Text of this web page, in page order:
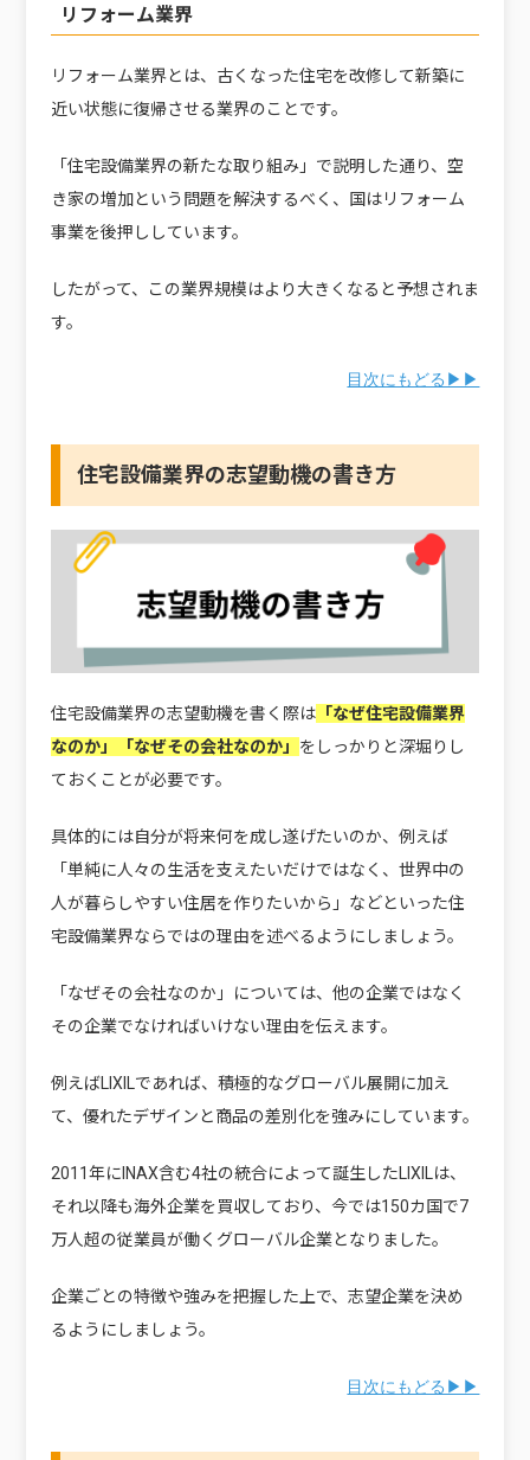
リフォーム業界
リフォーム業界とは、古くなった住宅を改修して新築に
近い状態に復帰させる業界のことです。
「住宅設備業界の新たな取り組み」で説明した通り、空
き家の増加という問題を解決するべく、国はリフォーム
事業を後押ししています。
したがって、この業界規模はより大きくなると予想されま
す。
目次にもどる▶▶
住宅設備業界の志望動機の書き方
住宅設備業界の志望動機を書く際は「なぜ住宅設備業界
なのか」「なぜその会社なのか」 をしっかりと深堀りし
ておくことが必要です。
具体的には自分が将来何を成し遂げたいのか、例えば
「単純に人々の生活を支えたいだけではなく、世界中の
人が暮らしやすい住居を作りたいから」などといった住
宅設備業界ならではの理由を述べるようにしましょう。
「なぜその会社なのか」については、他の企業ではなく
その企業でなければいけない理由を伝えます。
例えばLIXILであれば、積極的なグローバル展開に加え
て、優れたデザインと商品の差別化を強みにしています。
2011年にINAX含む4社の統合によって誕生したLIXILは、
それ以降も海外企業を買収しており、今では150カ国で7
万人超の従業員が働くグローバル企業となりました。
企業ごとの特徴や強みを把握した上で、志望企業を決め
るようにしましょう。
目次にもどる▶▶